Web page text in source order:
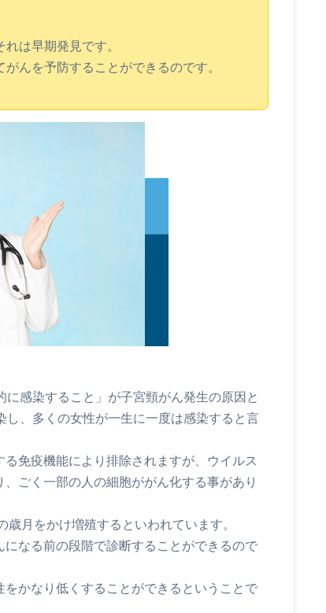
は早期発見です。
んを予防することができるのです。
に感染すること」が子宮頸がん発生の原因と
、多くの女性が一生に一度は感染すると言
免疫機能により排除されますが、ウイルス
ごく一部の人の細胞ががん化する事があり
月をかけ増殖するといわれています。
なる前の段階で診断することができるので
かなり低くすることができるということで